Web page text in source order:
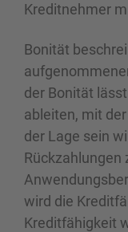
Kreditnehmer
Bonität
der Bonität
ableiten, mit
der Lage sein
Rückzahlungen
wird die
Kreditfähigkeit